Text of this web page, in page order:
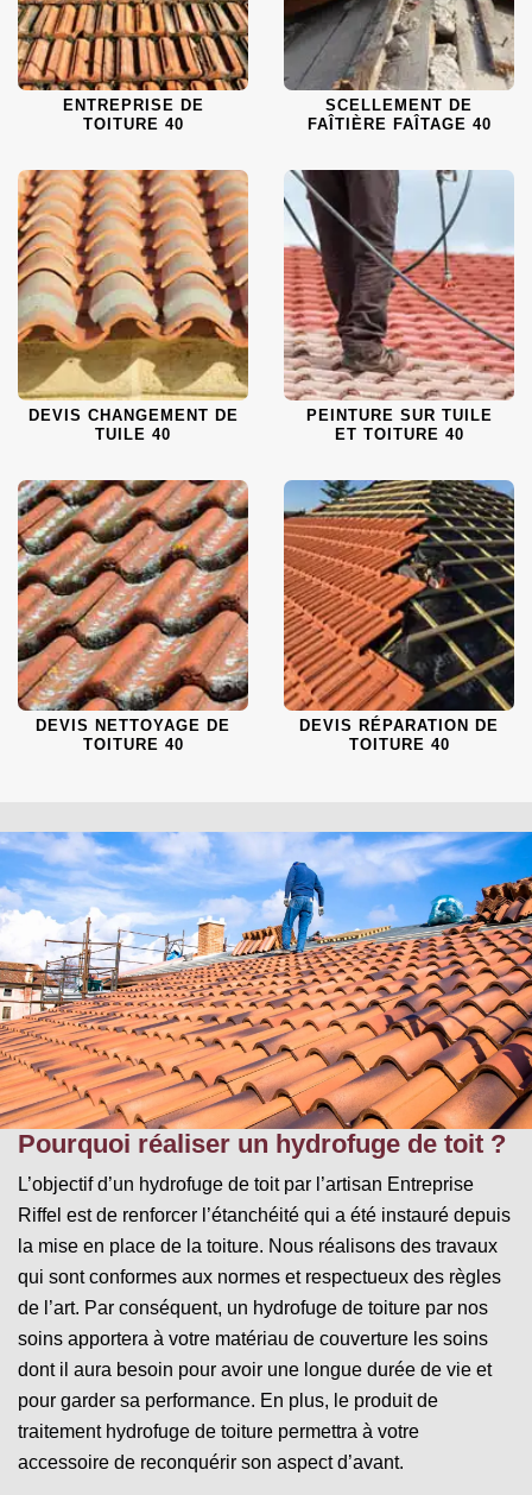
ENTREPRISE DE
TOITURE 40
SCELLEMENT DE
FAÎTIÈRE FAÎTAGE 40
DEVIS CHANGEMENT DE
TUILE 40
PEINTURE SUR TUILE
ET TOITURE 40
DEVIS NETTOYAGE DE
TOITURE 40
DEVIS RÉPARATION DE
TOITURE 40
Pourquoi réaliser un hydrofuge de toit ?
L’objectif d’un hydrofuge de toit par l’artisan Entreprise
Riffel est de renforcer l’étanchéité qui a été instauré depuis
la mise en place de la toiture. Nous réalisons des travaux
qui sont conformes aux normes et respectueux des règles
de l’art. Par conséquent, un hydrofuge de toiture par nos
soins apportera à votre matériau de couverture les soins
dont il aura besoin pour avoir une longue durée de vie et
pour garder sa performance. En plus, le produit de
traitement hydrofuge de toiture permettra à votre
accessoire de reconquérir son aspect d’avant.